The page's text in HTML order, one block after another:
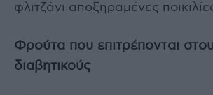
φλιτζάνι αποξηραμένες
Φρούτα που επιτρέπονται
διαβητικούς